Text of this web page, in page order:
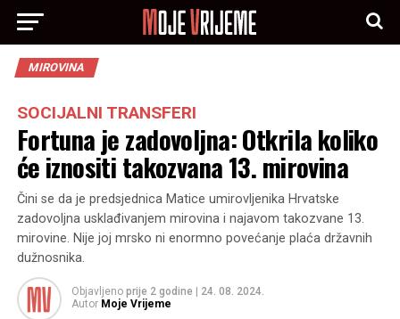
MIROVINA
SOCIJALNI TRANSFERI
Fortuna je zadovoljna: Otkrila koliko
će iznositi takozvana 13. mirovina
Čini se da je predsjednica Matice umirovljenika Hrvatske
zadovoljna usklađivanjem mirovina i najavom takozvane 13.
mirovine. Nije joj mrsko ni enormno povećanje plaća državnih
dužnosnika.
Objavljeno prije 2 godine
24. 08. 2024.
Autor Moje Vrijeme